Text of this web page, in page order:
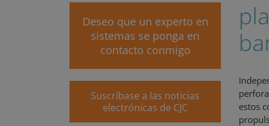
Deseo que un experto en
sistemas se ponga en
contacto conmigo
Suscríbase a las noticias
electrónicas de CJC
estos